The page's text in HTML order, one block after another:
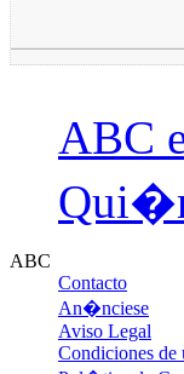
ABC
ABC
Contacto
An�nciese
Aviso Legal
Condiciones de